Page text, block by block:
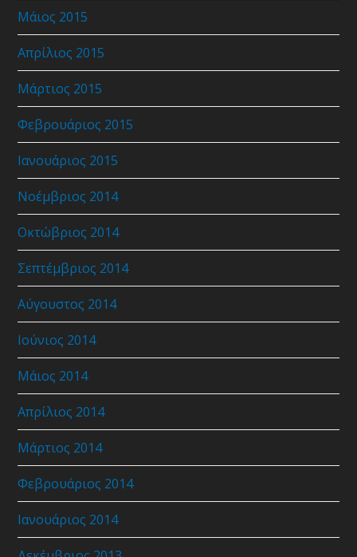
Μάιος 2015
Απρίλιος 2015
Μάρτιος 2015
Φεβρουάριος 2015
Ιανουάριος 2015
Νοέμβριος 2014
Οκτώβριος 2014
Σεπτέμβριος 2014
Αύγουστος 2014
Ιούνιος 2014
Μάιος 2014
Απρίλιος 2014
Μάρτιος 2014
Φεβρουάριος 2014
Ιανουάριος 2014